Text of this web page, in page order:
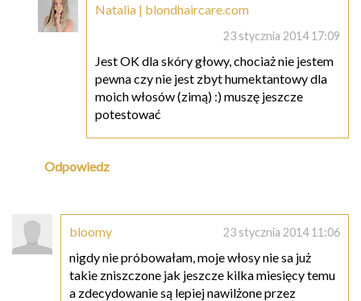
Natalia | blondhaircare.com
23 stycznia 2014 17:09
Jest OK dla skóry głowy, chociaż nie jestem
pewna czy nie jest zbyt humektantowy dla
moich włosów (zimą) :) muszę jeszcze
potestować
Odpowiedz
bloomy 23 stycznia 2014 11:06
nigdy nie próbowałam, moje włosy nie sa już
takie zniszczone jak jeszcze kilka miesięcy temu
a zdecydowanie są lepiej nawilżone przez